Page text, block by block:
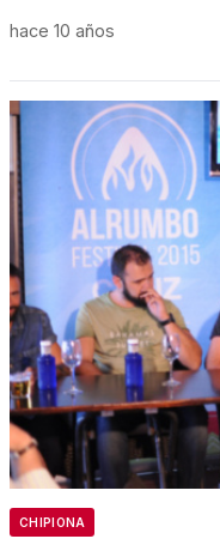
hace 10 años
CHIPIONA